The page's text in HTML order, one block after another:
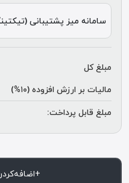
سامانه میز پشتیبانی
مبلغ کل
مالیات بر ارزش افزوده (۱۰%)
مبلغ قابل پرداخت:
+